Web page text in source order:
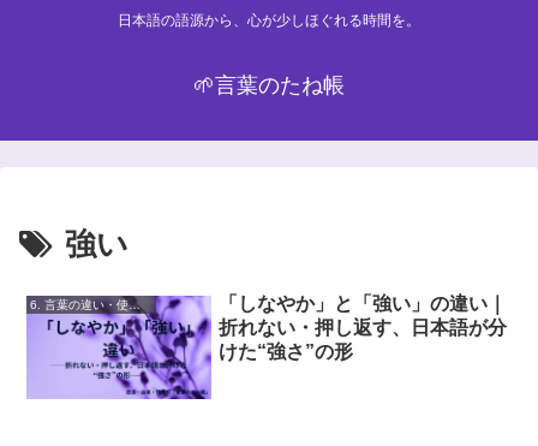
日本語の語源から、心が少しほぐれる時間を。
🌱言葉のたね帳
強い
6. 言葉の違い・使い分け
「しなやか」と「強い」の違い｜
折れない・押し返す、日本語が分
けた“強さ”の形